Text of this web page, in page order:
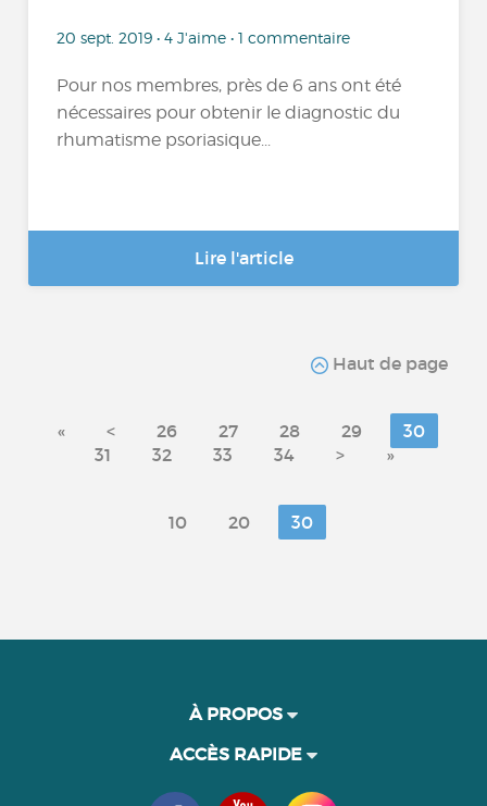
20 sept. 2019 • 4 J'aime • 1 commentaire
Pour nos membres, près de 6 ans ont été
nécessaires pour obtenir le diagnostic du
rhumatisme psoriasique...
Lire l'article
Haut de page
« < 26 27 28 29
30
31
32 33 34 > »
10 20 30
À PROPOS
ACCÈS RAPIDE